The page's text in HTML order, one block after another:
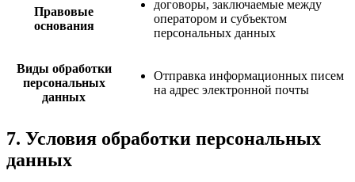
Правовые
основания
договоры, заключаемые между
оператором и субъектом
персональных данных
Виды обработки
персональных
данных
Отправка информационных писем
на адрес электронной почты
7. Условия обработки персональных
данных